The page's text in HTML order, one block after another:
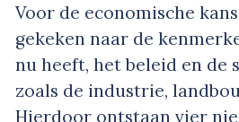
Voor de economische
gekeken naar de
nu heeft, het beleid en de
zoals de industrie,
Hierdoor ontstaan vier